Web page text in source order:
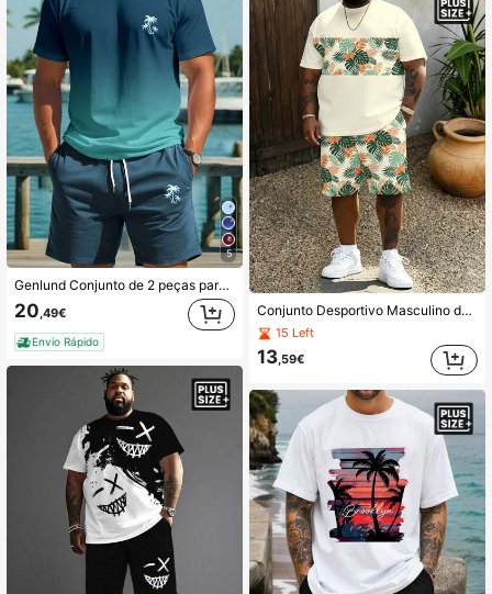
5
Genlund Conjunto de 2 peças para homem Plus Size com t-shirt de manga curta com estampado vegetal degradê e calções casuais com bolso, para férias, roupa confortável de férias
20,49€
Envio Rápido
Conjunto Desportivo Masculino de 2 Peças Plus Size, Série Casual de Rua Minimalista "Tropical Palm Monstera Leaf Patchwork" - Tecido de Malha de Poliéster, Design de Gola Redonda, Calções com Cordão, Detalhe de Bolso, Corte Regular, Adequado para Corpo Plus Size
15 Left
13,59€